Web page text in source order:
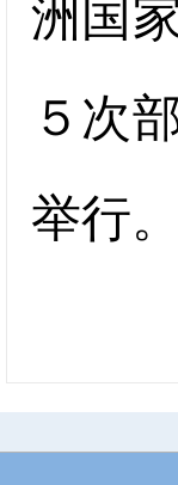
洲国
５次
举行。